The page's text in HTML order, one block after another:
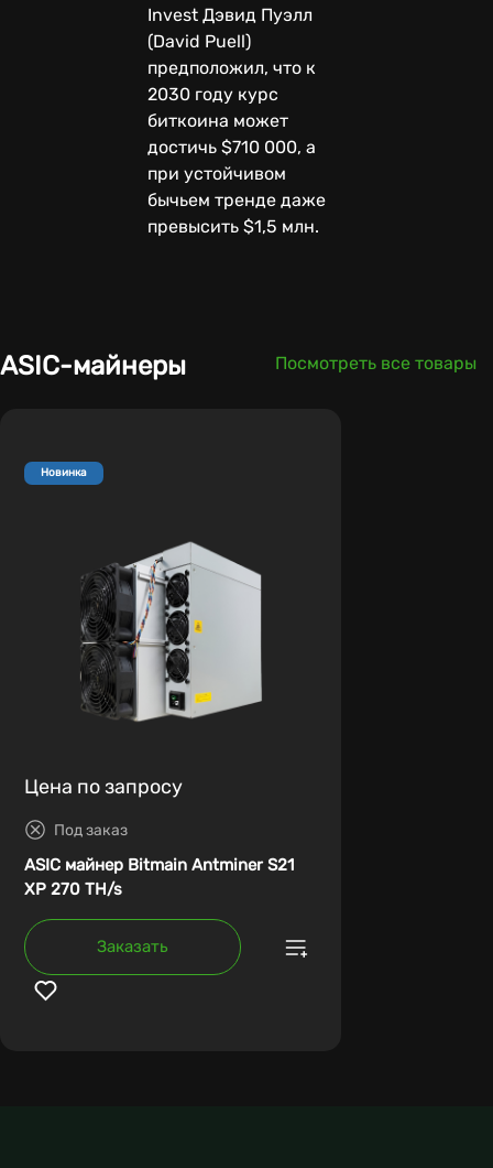
Invest Дэвид Пуэлл
(David Puell)
предположил, что к
2030 году курс
биткоина может
достичь $710 000, а
при устойчивом
бычьем тренде даже
превысить $1,5 млн.
ASIC-майнеры Посмотреть все товары
Новинка
Цена по запросу
Под заказ
ASIC майнер Bitmain Antminer S21
XP 270 TH/s
Заказать